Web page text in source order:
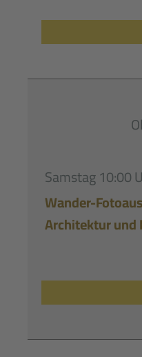
Samstag10:00
Wander-
Architektur und